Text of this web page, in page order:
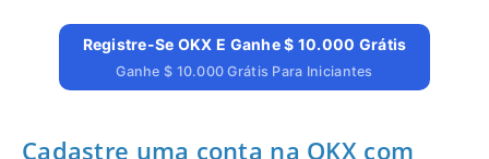
Registre-Se OKX E Ganhe $ 10.000 Grátis
Ganhe $ 10.000 Grátis Para Iniciantes
Cadastre uma conta na OKX com